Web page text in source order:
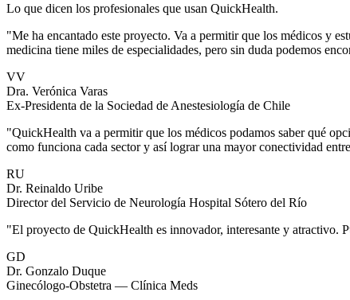
Lo que dicen los profesionales que usan QuickHealth.
"Me ha encantado este proyecto. Va a permitir que los médicos y
medicina tiene miles de especialidades, pero sin duda podemos
VV
Dra. Verónica Varas
Ex-Presidenta de la Sociedad de Anestesiología de Chile
"QuickHealth va a permitir que los médicos podamos saber qué
como funciona cada sector y así lograr una mayor conectividad
RU
Dr. Reinaldo Uribe
Director del Servicio de Neurología Hospital Sótero del Río
"El proyecto de QuickHealth es innovador, interesante y atractivo.
GD
Dr. Gonzalo Duque
Ginecólogo-Obstetra — Clínica Meds